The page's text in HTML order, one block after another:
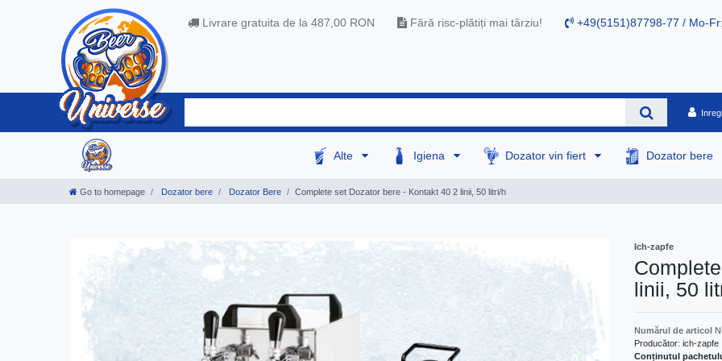
Livrare gratuita de la 487,00 RON Fără risc-plătiți mai târziu! +49(5151)87798-77 / Mo-
Alte Igiena Dozator vin fiert Dozator bere
Go to homepage Dozator bere Dozator Bere Complete set Dozator bere - Kontakt 40 2 linii, 50 litri/h
Ich-zapfe
linii, 50
Numărul de articol
Producător: ich-zapfe
Conținutul